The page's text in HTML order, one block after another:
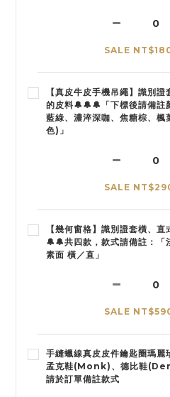
SALE
【真皮牛皮手機吊繩】識別
的皮料🔔🔔🔔「下標後請備註
藍綠、濃淬深咖、焦糖棕、楓
色)」
SALE
【幾何窗格】識別證套橫、
🔔🔔共四款，款式請備註：「
素面 橫／直」
SALE
手縫蠟線真皮皮件鑰匙圈瑪
孟克鞋(Monk)、德比鞋
請於訂單備註款式